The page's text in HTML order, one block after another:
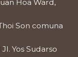
Hoa Ward,
Son comuna
Yos Sudarso